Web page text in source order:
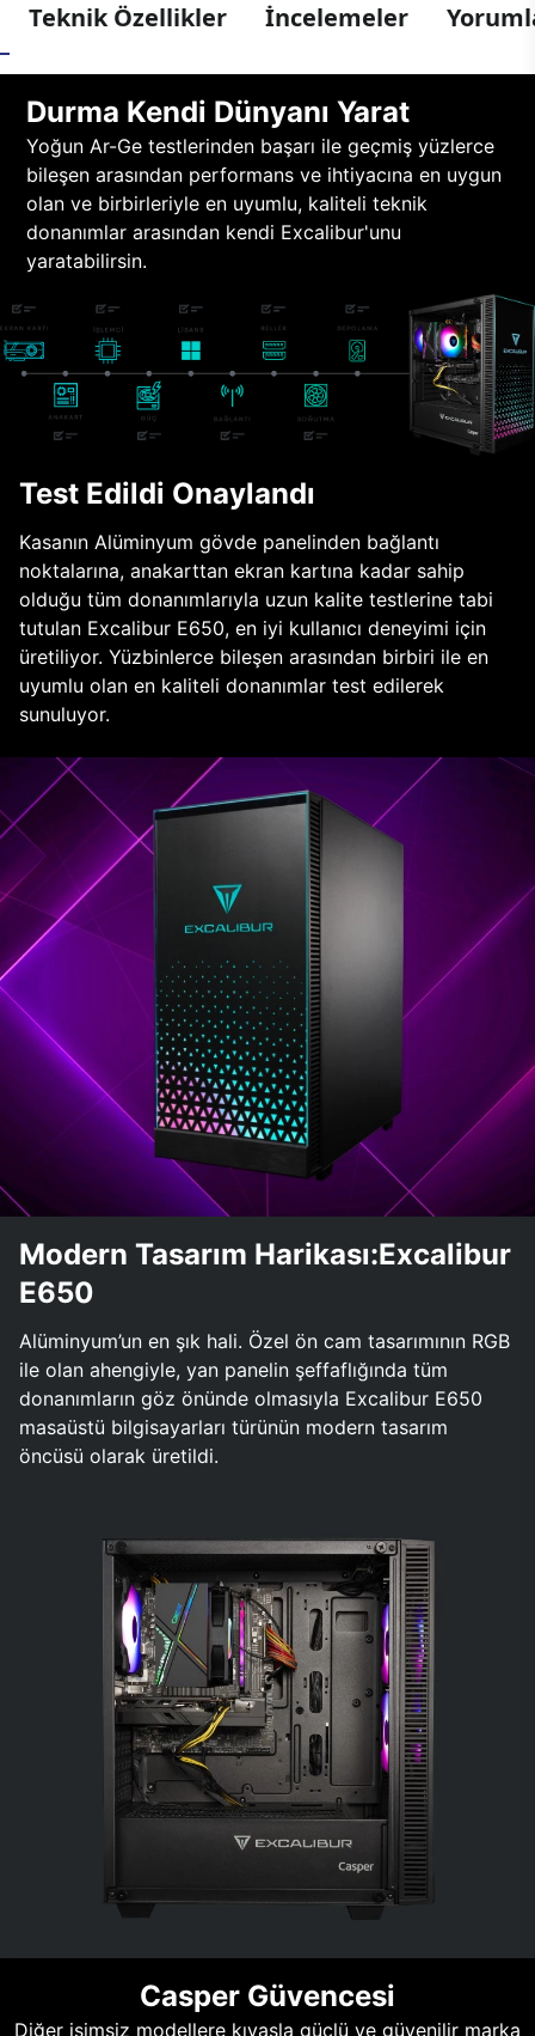
Teknik Özellikler İncelemeler
Durma Kendi Dünyanı Yarat
Yoğun Ar-Ge testlerinden başarı ile geçmiş yüzlerce
bileşen arasından performans ve ihtiyacına en uygun
olan ve birbirleriyle en uyumlu, kaliteli teknik
donanımlar arasından kendi Excalibur'unu
yaratabilirsin.
Test Edildi Onaylandı
Kasanın Alüminyum gövde panelinden bağlantı
noktalarına, anakarttan ekran kartına kadar sahip
olduğu tüm donanımlarıyla uzun kalite testlerine tabi
tutulan Excalibur E650, en iyi kullanıcı deneyimi için
üretiliyor. Yüzbinlerce bileşen arasından birbiri ile en
uyumlu olan en kaliteli donanımlar test edilerek
sunuluyor.
Modern Tasarım Harikası:Excalibur
E650
Alüminyum’un en şık hali. Özel ön cam tasarımının RGB
ile olan ahengiyle, yan panelin şeffaflığında tüm
donanımların göz önünde olmasıyla Excalibur E650
masaüstü bilgisayarları türünün modern tasarım
öncüsü olarak üretildi.
Casper Güvencesi
Diğer isimsiz modellere kıyasla güçlü ve güvenilir marka